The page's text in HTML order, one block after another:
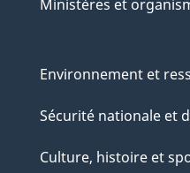
Ministères et
Environnement et
Sécurité nationale et
Culture, histoire et